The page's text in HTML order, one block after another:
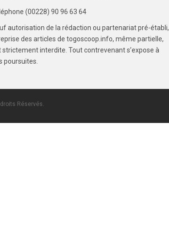
(00228) 90 96 63 64
autorisation de la rédaction ou partenariat pré-établi,
des articles de togoscoop.info, même partielle,
strictement interdite. Tout contrevenant s’expose à
poursuites.
Réservés.